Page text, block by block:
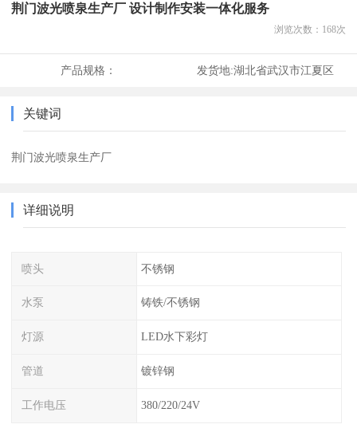
荆门波光喷泉生产厂 设计制作安装一体化服务
浏览次数： 168次
产品规格： 发货地:湖北省武汉市江夏区
关键词
荆门波光喷泉生产厂
详细说明
喷头 不锈钢
水泵 铸铁/不锈钢
灯源 LED水下彩灯
管道 镀锌钢
工作电压 380/220/24V